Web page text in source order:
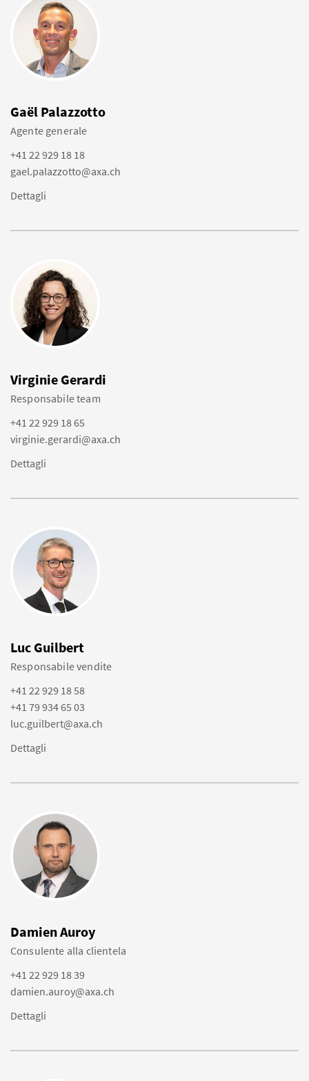
Gaël Palazzotto
Agente generale
+41 22 929 18 18
gael.palazzotto@axa.ch
Dettagli
Virginie Gerardi
Responsabile team
+41 22 929 18 65
virginie.gerardi@axa.ch
Dettagli
Luc Guilbert
Responsabile vendite
+41 22 929 18 58
+41 79 934 65 03
luc.guilbert@axa.ch
Dettagli
Damien Auroy
Consulente alla clientela
+41 22 929 18 39
damien.auroy@axa.ch
Dettagli